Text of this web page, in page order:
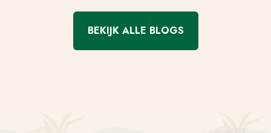
BEKIJK ALLE BLOGS